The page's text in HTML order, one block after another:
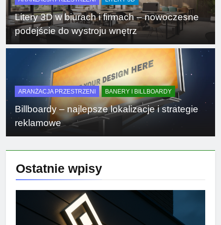
Litery 3D w biurach i firmach – nowoczesne
podejście do wystroju wnętrz
ARANŻACJA PRZESTRZENI BANERY I BILLBOARDY
Billboardy – najlepsze lokalizacje i strategie
reklamowe
Ostatnie wpisy